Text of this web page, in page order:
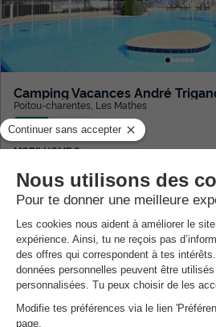
Poitou-charentes Les Mathes
8.6 Excellent
MOBILHOME 6 personnes
Présentation de
Peupliers
Description, Accès, Points d’intérêts,